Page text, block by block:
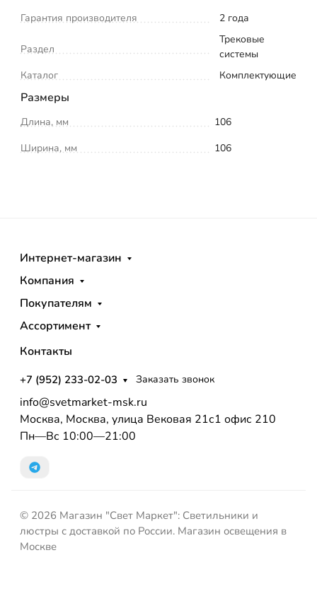
Гарантия производителя
2 года
Раздел
Трековые
системы
Каталог
Комплектующие
Размеры
Длина, мм
106
Ширина, мм
106
Интернет-магазин
Компания
Покупателям
Ассортимент
Контакты
+7 (952) 233-02-03 Заказать звонок
info@svetmarket-msk.ru
Москва, Москва, улица Вековая 21с1 офис 210
Пн—Вс 10:00—21:00
© 2026 Магазин "Свет Маркет": Светильники и
люстры с доставкой по России. Магазин освещения в
Москве